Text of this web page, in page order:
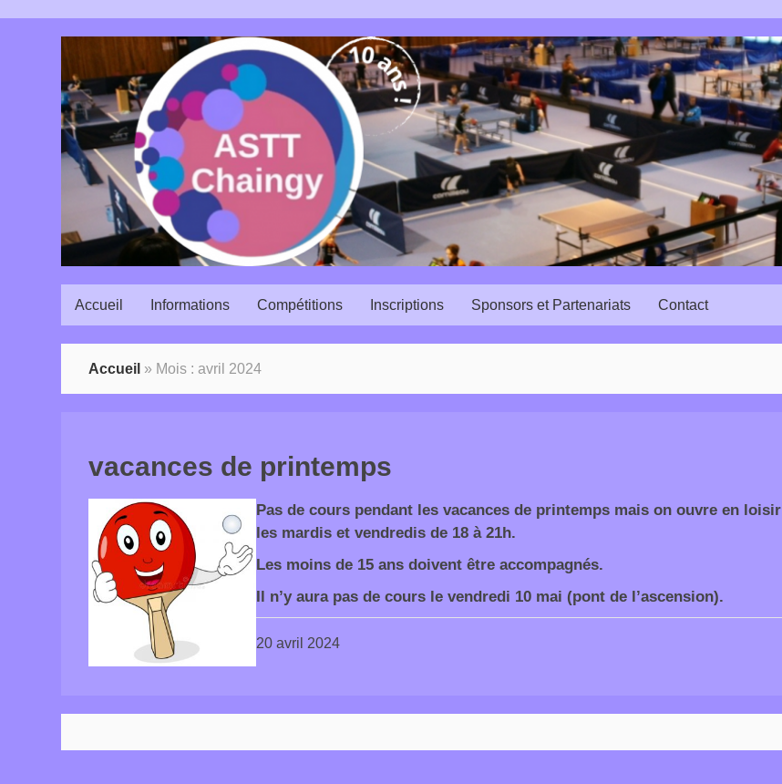
Accueil Informations Compétitions Inscriptions Sponsors et Partenariats Contact
Accueil » Mois :avril 2024
vacances de printemps
Pas de cours pendant les vacances de printemps mais on ouvre en loisir
les mardis et vendredis de 18 à 21h.
Les moins de 15 ans doivent être accompagnés.
Il n’y aura pas de cours le vendredi 10 mai (pont de l’ascension).
20 avril 2024